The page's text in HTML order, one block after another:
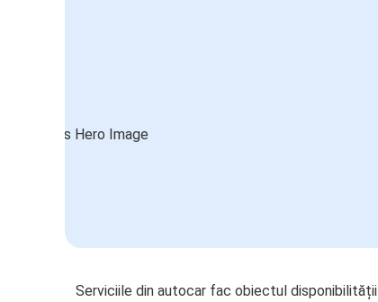
Serviciile din autocar fac obiectul disponibilității